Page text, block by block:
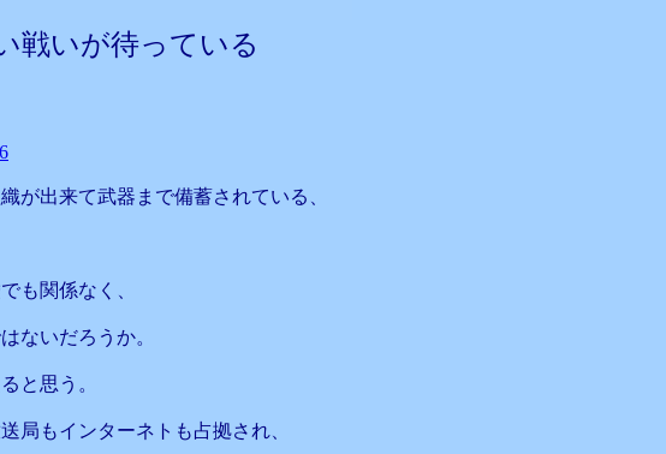
いが待っている
が出来て武器まで備蓄されている、
も関係なく、
ないだろうか。
と思う。
局もインターネトも占拠され、